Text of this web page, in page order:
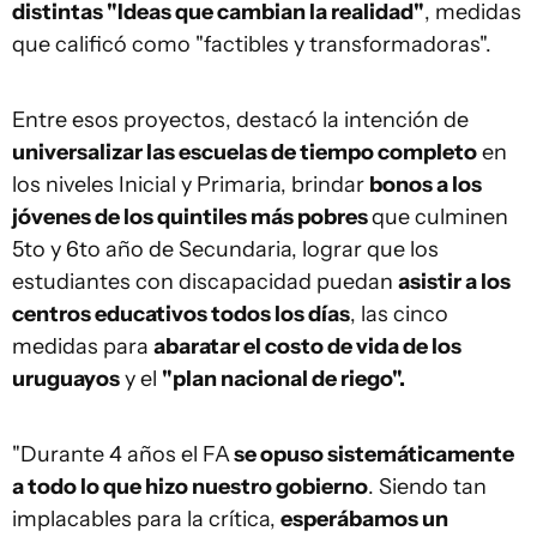
distintas "Ideas que cambian la realidad", medidas
que calificó como "factibles y transformadoras".
Entre esos proyectos, destacó la intención de
universalizar las escuelas de tiempo completoen
los niveles Inicial y Primaria, brindar bonos a los
jóvenes de los quintiles más pobresque culminen
5to y 6to año de Secundaria, lograr que los
estudiantes con discapacidad puedan asistir a los
centros educativos todos los días, las cinco
medidas para abaratar el costo de vida de los
uruguayosy el "plan nacional de riego".
"Durante 4 años el FAse opuso sistemáticamente
a todo lo que hizo nuestro gobierno. Siendo tan
implacables para la crítica, esperábamos un